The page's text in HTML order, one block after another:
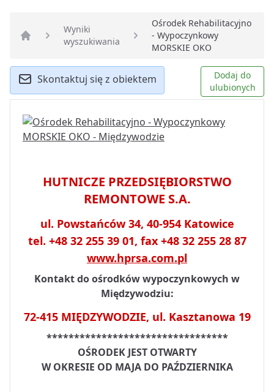
Strona główna
Wyniki
wyszukiwania
Ośrodek Rehabilitacyjno
- Wypoczynkowy
MORSKIE OKO
Skontaktuj się z obiektem
Dodaj do
ulubionych
HUTNICZE PRZEDSIĘBIORSTWO
REMONTOWE S.A.
ul. Powstańców 34, 40-954 Katowice
tel. +48 32 255 39 01, fax +48 32 255 28 87
www.hprsa.com.pl
Kontakt do ośrodków wypoczynkowych w
Międzywodziu:
72-415 MIĘDZYWODZIE, ul. Kasztanowa 19
*********************************
OŚRODEK JEST OTWARTY
W OKRESIE OD MAJA DO PAŹDZIERNIKA